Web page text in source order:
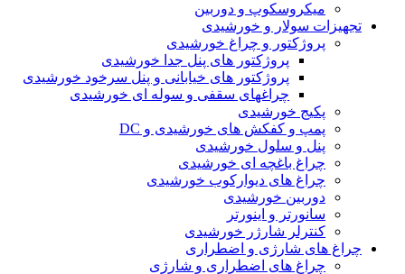
میکروسکوپ و دوربین
تجهیزات سولار و خورشیدی
پروژکتور و چراغ خورشیدی
پروژکتور های پنل جدا خورشیدی
پروژکتور های خیابانی و پنل سرخود خورشیدی
چراغهای سقفی و سوله ای خورشیدی
پکیج خورشیدی
پمپ و کفکش های خورشیدی و DC
پنل و سلول خورشیدی
چراغ باغچه ای خورشیدی
چراغ های دیوارکوب خورشیدی
دوربین خورشیدی
سانورتر و اینورتر
کنترلر شارژر خورشیدی
چراغ های شارژی و اضطراری
چراغ های اضطراری و شارژی